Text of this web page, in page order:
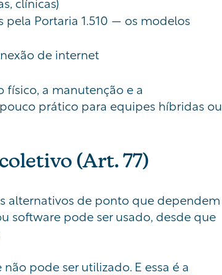
Portaria 1.510 — os modelos
de internet
a manutenção e a
prático para equipes híbridas ou
(Art. 77)
alternativos de ponto que dependem
software pode ser usado, desde que
pode ser utilizado. E essa é a